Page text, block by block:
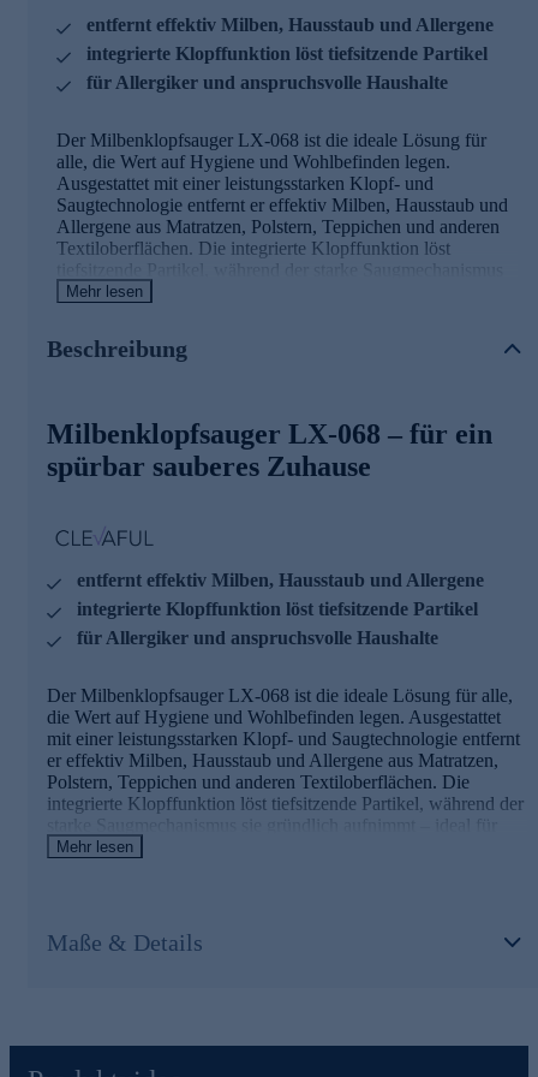
entfernt effektiv Milben, Hausstaub und Allergene
integrierte Klopffunktion löst tiefsitzende Partikel
für Allergiker und anspruchsvolle Haushalte
Der Milbenklopfsauger LX-068 ist die ideale Lösung für
alle, die Wert auf Hygiene und Wohlbefinden legen.
Ausgestattet mit einer leistungsstarken Klopf- und
Saugtechnologie entfernt er effektiv Milben, Hausstaub und
Allergene aus Matratzen, Polstern, Teppichen und anderen
Textiloberflächen. Die integrierte Klopffunktion löst
tiefsitzende Partikel, während der starke Saugmechanismus
sie gründlich aufnimmt – ideal für Allergiker und
verlangsamt ihre Vermehrungsfähigkeit.
Dank des im Lieferumfang enthaltenen Ladekabels, des
hochwertigen Filterkerns und der leicht verständlichen
sorgt für hygienische Sauberkeit und ein frisches
Der Milbenklopfsauger LX-068 eignet sich
ideal für die gründliche Reinigung von:
erholsamen Schlaf
• Sofas & Polstermöbel – Sorgt für hygienische Frische im
Wohnbereich
• Autositze – Besonders praktisch für Allergiker oder
Familien mit Kindern
• Teppiche & Läufer – Reinigt textile Bodenbeläge
schonend, aber effektiv
• Kissen & Decken – Auch für empfindliche Textilien
online.
Mehr lesen
Beschreibung
Milbenklopfsauger LX-068 – für ein
spürbar sauberes Zuhause
entfernt effektiv Milben, Hausstaub und Allergene
integrierte Klopffunktion löst tiefsitzende Partikel
für Allergiker und anspruchsvolle Haushalte
Der Milbenklopfsauger LX-068 ist die ideale Lösung für alle,
die Wert auf Hygiene und Wohlbefinden legen. Ausgestattet
mit einer leistungsstarken Klopf- und Saugtechnologie entfernt
er effektiv Milben, Hausstaub und Allergene aus Matratzen,
Polstern, Teppichen und anderen Textiloberflächen. Die
integrierte Klopffunktion löst tiefsitzende Partikel, während der
Allergiker und anspruchsvolle Haushalte. Das integrierte UV-
Auspacken und sofort lossaugen
Kompakt, handlich und benutzerfreundlich – der LX-068 sorgt
für hygienische Sauberkeit und ein frisches Wohngefühl, Tag
Mehr lesen
Maße & Details